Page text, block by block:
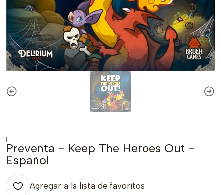
|
Preventa - Keep The Heroes Out -
Español
Agregar a la lista de favoritos